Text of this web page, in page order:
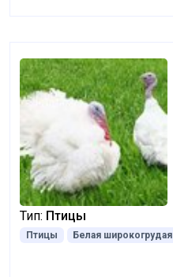
Тип: Птицы
Птицы Белая широкогрудая